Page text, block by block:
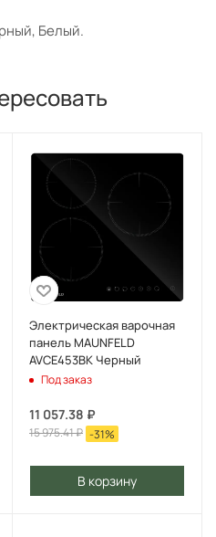
Белый.
Электрическая варочная
панель MAUNFELD
AVCE453BK Черный
Под заказ
11 057.38 ₽
15 975.41₽ -31%
В корзину